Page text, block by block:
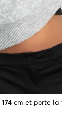
174 cm et porte la